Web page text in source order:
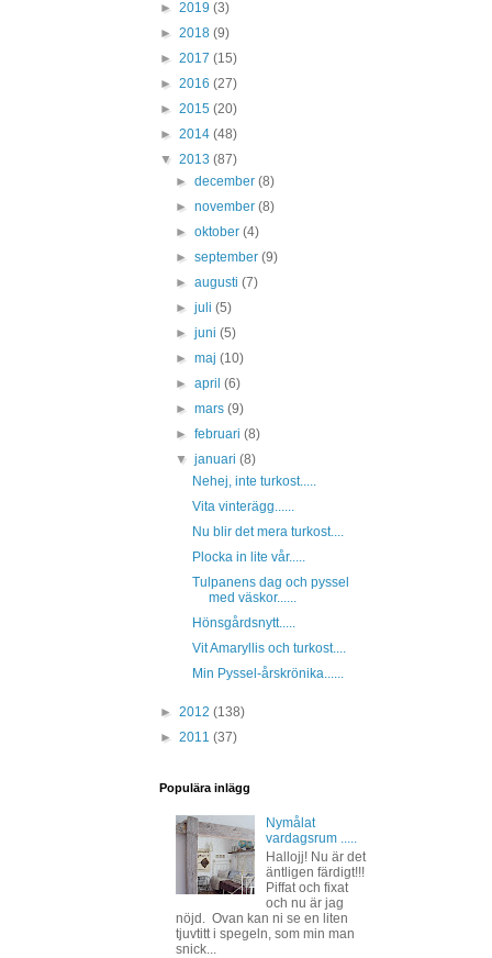
► 2019 (3)
► 2018 (9)
► 2017 (15)
► 2016 (27)
► 2015 (20)
► 2014 (48)
▼ 2013 (87)
►december(8)
►november(8)
►oktober(4)
►september(9)
►augusti(7)
►juli(5)
►juni(5)
►maj(10)
►april(6)
►mars(9)
►februari(8)
▼januari(8)
Nehej, inte turkost.....
Vita vinterägg......
Nu blir det mera turkost....
Plocka in lite vår.....
Tulpanens dag och pyssel
med väskor......
Hönsgårdsnytt.....
Vit Amaryllis och turkost....
Min Pyssel-årskrönika......
► 2012 (138)
► 2011 (37)
Populära inlägg
Nymålat
vardagsrum .....
Hallojj! Nu är det
äntligen färdigt!!!
Piffat och fixat
och nu är jag
nöjd. Ovan kan ni se en liten
tjuvtitt i spegeln, som min man
snick...